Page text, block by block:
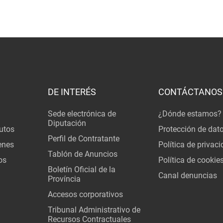
DE INTERÉS
Sede electrónica de
Diputación
Perfil de Contratante
Tablón de Anuncios
Boletín Oficial de la
Província
Accesos corporativos
Tribunal Administrativo de
Recursos Contractuales
CONTÁCTANOS
¿Dónde estamos?
Protección de
Política de
Política de
Canal denuncias